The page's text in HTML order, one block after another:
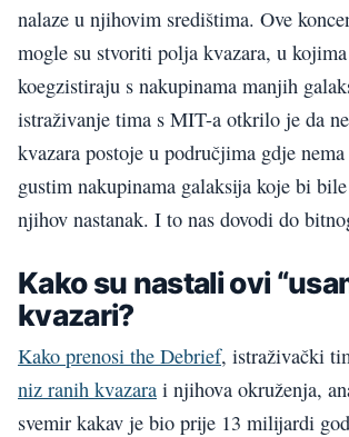
nalaze u njihovim središtima. Ove
mogle su stvoriti polja kvazara, u
koegzistiraju s nakupinama manjih
istraživanje tima s MIT-a otkrilo je da
kvazara postoje u područjima gdje
gustim nakupinama galaksija koje bi
njihov nastanak. I to nas dovodi do
Kako su nastali ovi
kvazari?
Kako prenosi the Debrief, istraživački
niz ranih kvazara i njihova okruženja,
svemir kakav je bio prije 13 milijardi